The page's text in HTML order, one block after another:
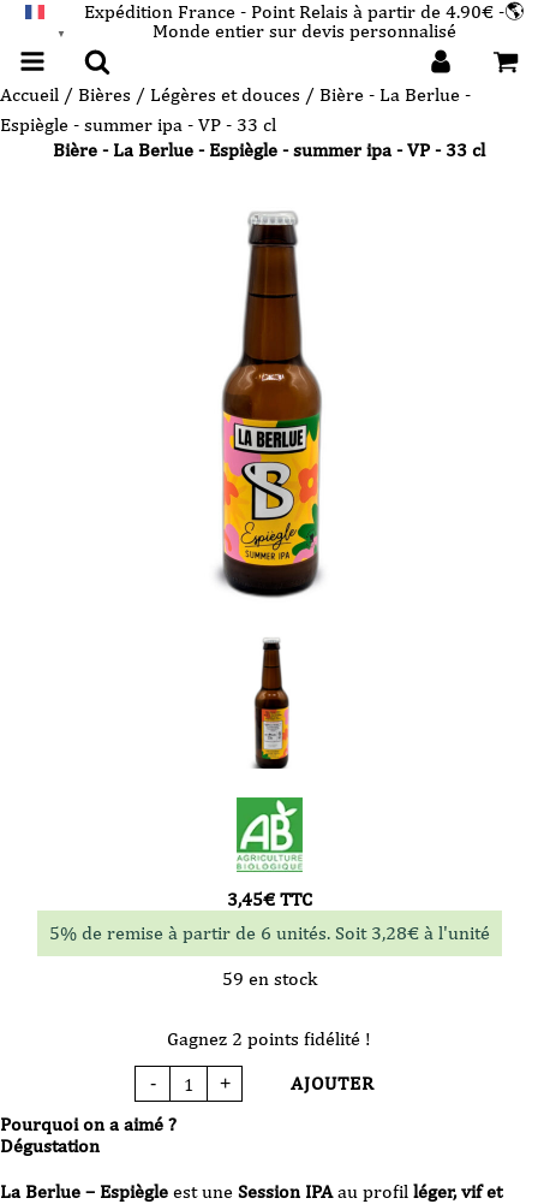
▼
Expédition France - Point Relais à partir de 4.90€ -🌎
Monde entier sur devis personnalisé
Accueil / Bières / Légères et douces / Bière - La Berlue -
Espiègle - summer ipa - VP - 33 cl
Bière - La Berlue - Espiègle - summer ipa - VP - 33 cl
Pourquoi on a aimé ?
Dégustation
La Berlue – Espiègle est une Session IPAau profil léger, vif et
3,45€TTC
5% de remise à partir de 6 unités. Soit 3,28€à l'unité
59 en stock
Gagnez 2 points fidélité !
-
quantité
de
-
Espiègle
-
+ AJOUTER